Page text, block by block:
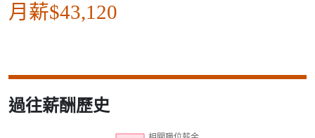
月薪$43,120
過往薪酬歷史